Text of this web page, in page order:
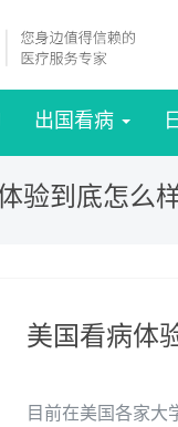
出国看病
验到底怎么
美国看病体
目前在美国各家大